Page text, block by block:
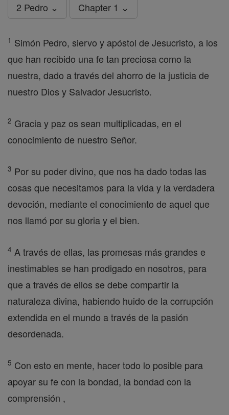
2 Pedro ⌄ Chapter 1 ⌄
1 Simón Pedro, siervo y apóstol de Jesucristo, a los
que han recibido una fe tan preciosa como la
nuestra, dado a través del ahorro de la justicia de
nuestro Dios y Salvador Jesucristo.
2 Gracia y paz os sean multiplicadas, en el
conocimiento de nuestro Señor.
3 Por su poder divino, que nos ha dado todas las
cosas que necesitamos para la vida y la verdadera
devoción, mediante el conocimiento de aquel que
nos llamó por su gloria y el bien.
4 A través de ellas, las promesas más grandes e
inestimables se han prodigado en nosotros, para
que a través de ellos se debe compartir la
naturaleza divina, habiendo huido de la corrupción
extendida en el mundo a través de la pasión
desordenada.
5 Con esto en mente, hacer todo lo posible para
apoyar su fe con la bondad, la bondad con la
comprensión ,